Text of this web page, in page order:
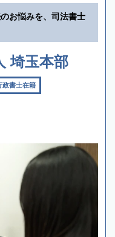
お悩みを、司法書士
埼玉本部
政書士在籍